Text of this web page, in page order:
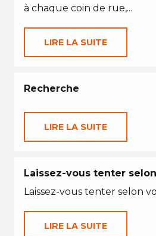
à chaque coin de rue,...
LIRE LA SUITE
Recherche
LIRE LA SUITE
Laissez-vous tenter
Laissez-vous tenter selon
LIRE LA SUITE